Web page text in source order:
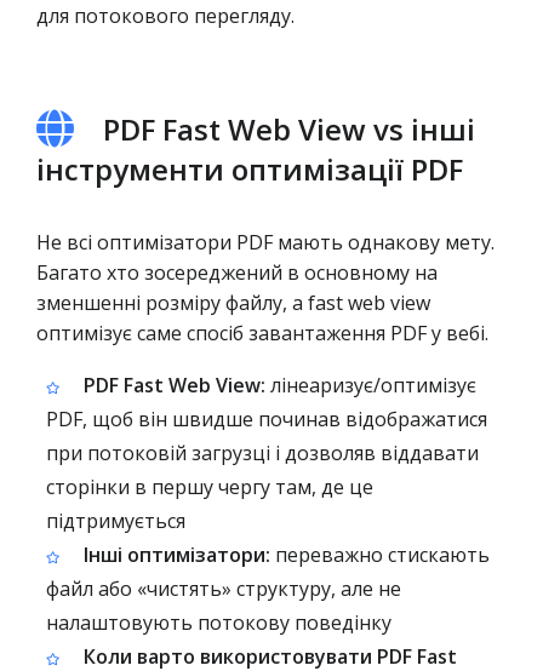
для потокового перегляду.
PDF Fast Web View vs інші
інструменти оптимізації PDF
Не всі оптимізатори PDF мають однакову мету.
Багато хто зосереджений в основному на
зменшенні розміру файлу, а fast web view
оптимізує саме спосіб завантаження PDF у вебі.
PDF Fast Web View: лінеаризує/оптимізує
PDF, щоб він швидше починав відображатися
при потоковій загрузці і дозволяв віддавати
сторінки в першу чергу там, де це
підтримується
Інші оптимізатори: переважно стискають
файл або «чистять» структуру, але не
налаштовують потокову поведінку
Коли варто використовувати PDF Fast